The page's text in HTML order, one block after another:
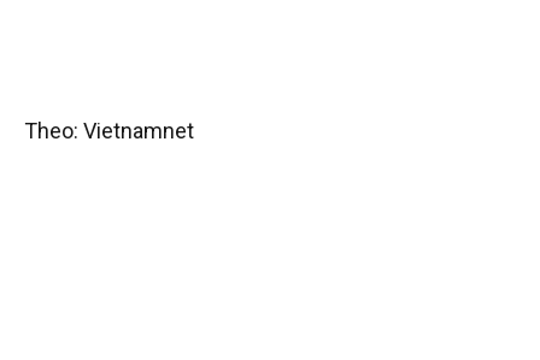
Theo: Vietnamnet